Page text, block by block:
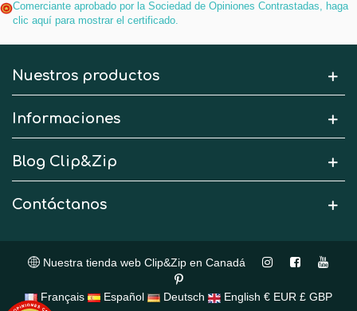
Comerciante aprobado por la Sociedad de Opiniones Contrastadas, haga
clic aquí para mostrar el certificado.
Nuestros productos
Informaciones
Blog Clip&Zip
Contáctanos
Nuestra tienda web Clip&Zip en Canadá
Français Español Deutsch English € EUR £ GBP